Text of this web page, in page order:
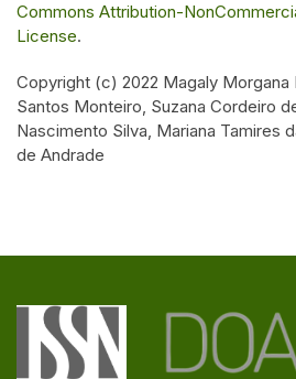
Commons Attribution-
License.
Copyright (c) 2022 Magaly
Santos Monteiro, Suzana Cordeiro
Nascimento Silva, Mariana Tamires
de Andrade